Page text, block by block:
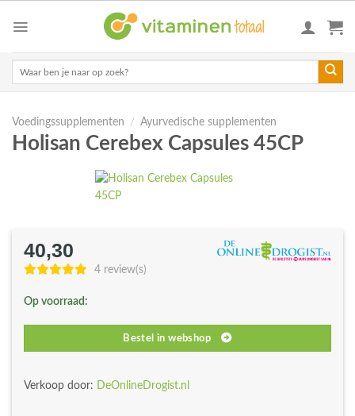
Voedingssupplementen / Ayurvedische supplementen
Holisan Cerebex Capsules 45CP
40,30
4 review(s)
Op voorraad:
Bestel in webshop
Verkoop door: DeOnlineDrogist.nl